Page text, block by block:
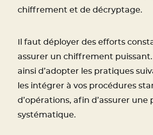
chiffrement et de décryptage.
Il faut déployer des efforts
assurer un chiffrement
ainsi d’adopter les pratiques
les intégrer à vos procédures
d’opérations, afin d’assurer une
systématique.